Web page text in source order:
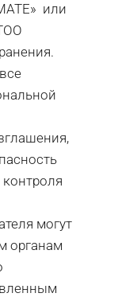
или
могут
органам